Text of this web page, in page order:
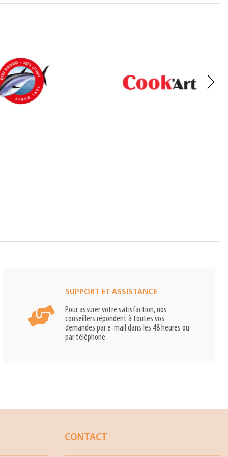
SUPPORT ET ASSISTANCE
Pour assurer votre satisfaction, nos
conseillers répondent à toutes vos
demandes par e-mail dans les 48 heures ou
par téléphone
CONTACT